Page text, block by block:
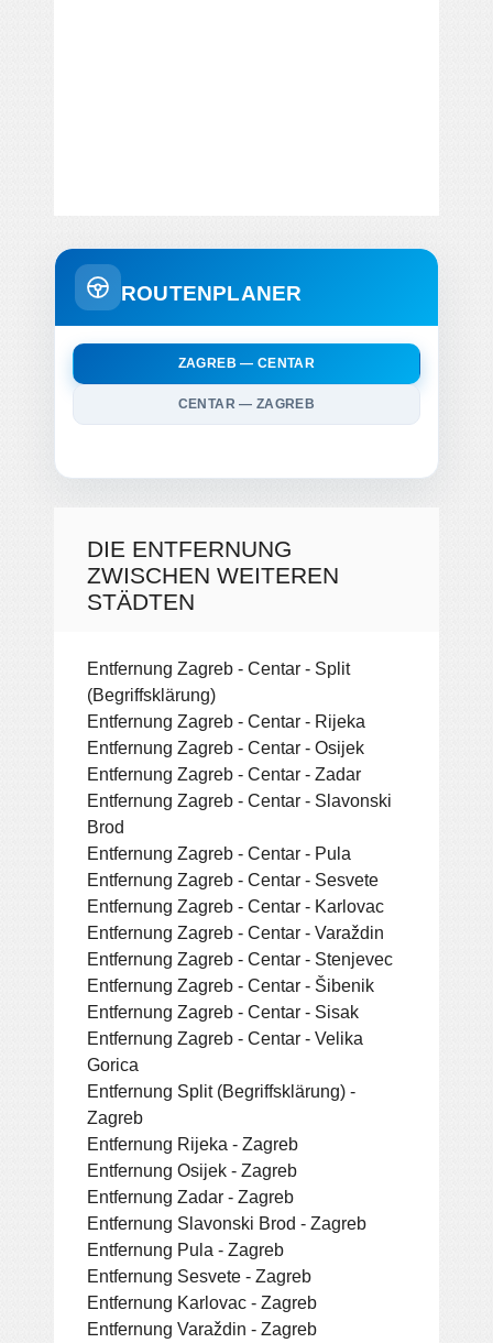
ROUTENPLANER
ZAGREB — CENTAR
CENTAR — ZAGREB
DIE ENTFERNUNG
ZWISCHEN WEITEREN
STÄDTEN
Entfernung Zagreb - Centar - Split
(Begriffsklärung)
Entfernung Zagreb - Centar - Rijeka
Entfernung Zagreb - Centar - Osijek
Entfernung Zagreb - Centar - Zadar
Entfernung Zagreb - Centar - Slavonski
Brod
Entfernung Zagreb - Centar - Pula
Entfernung Zagreb - Centar - Sesvete
Entfernung Zagreb - Centar - Karlovac
Entfernung Zagreb - Centar - Varaždin
Entfernung Zagreb - Centar - Stenjevec
Entfernung Zagreb - Centar - Šibenik
Entfernung Zagreb - Centar - Sisak
Entfernung Zagreb - Centar - Velika
Gorica
Entfernung Split (Begriffsklärung) -
Zagreb
Entfernung Rijeka - Zagreb
Entfernung Osijek - Zagreb
Entfernung Zadar - Zagreb
Entfernung Slavonski Brod - Zagreb
Entfernung Pula - Zagreb
Entfernung Sesvete - Zagreb
Entfernung Karlovac - Zagreb
Entfernung Varaždin - Zagreb